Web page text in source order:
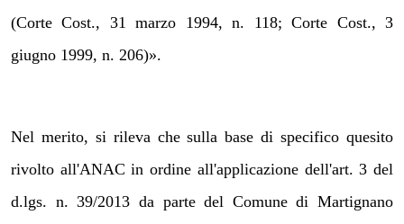
(Corte Cost., 31 marzo 1994, n. 118; Corte Cost., 3
giugno 1999, n. 206)».
Nel merito, si rileva che sulla base di specifico quesito
rivolto all'ANAC in ordine all'applicazione dell'art. 3 del
d.lgs. n. 39/2013 da parte del Comune di Martignano